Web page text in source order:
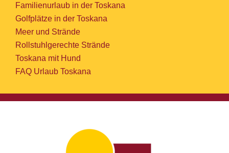
Familienurlaub in der Toskana
Golfplätze in der Toskana
Meer und Strände
Rollstuhlgerechte Strände
Toskana mit Hund
FAQ Urlaub Toskana